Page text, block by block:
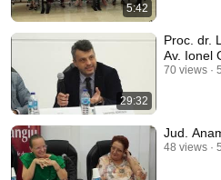
5:42
29:32
Proc. dr. Laurențiu SORESCU,
Av. Ionel
70 views
Jud.
48 views